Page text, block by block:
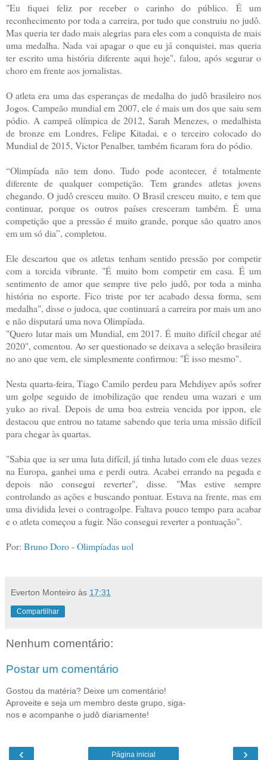
"Eu fiquei feliz por receber o carinho do público. É um
reconhecimento por toda a carreira, por tudo que construiu no judô.
Mas queria ter dado mais alegrias para eles com a conquista de mais
uma medalha. Nada vai apagar o que eu já conquistei, mas queria
ter escrito uma história diferente aqui hoje", falou, após segurar o
choro em frente aos jornalistas.
O atleta era uma das esperanças de medalha do judô brasileiro nos
Jogos. Campeão mundial em 2007, ele é mais um dos que saiu sem
pódio. A campeã olímpica de 2012, Sarah Menezes, o medalhista
de bronze em Londres, Felipe Kitadai, e o terceiro colocado do
Mundial de 2015, Victor Penalber, também ficaram fora do pódio.
“Olimpíada não tem dono. Tudo pode acontecer, é totalmente
diferente de qualquer competição. Tem grandes atletas jovens
chegando. O judô cresceu muito. O Brasil cresceu muito, e tem que
continuar, porque os outros países cresceram também. É uma
competição que a pressão é muito grande, porque são quatro anos
em um só dia”, completou.
Ele descartou que os atletas tenham sentido pressão por competir
com a torcida vibrante. "É muito bom competir em casa. É um
sentimento de amor que sempre tive pelo judô, por toda a minha
história no esporte. Fico triste por ter acabado dessa forma, sem
medalha", disse o judoca, que continuará a carreira por mais um ano
e não disputará uma nova Olimpíada.
"Quero lutar mais um Mundial, em 2017. É muito difícil chegar até
2020", comentou. Ao ser questionado se deixava a seleção brasileira
no ano que vem, ele simplesmente confirmou: "É isso mesmo".
Nesta quarta-feira, Tiago Camilo perdeu para Mehdiyev após sofrer
um golpe seguido de imobilização que rendeu uma wazari e um
yuko ao rival. Depois de uma boa estreia vencida por ippon, ele
destacou que entrou no tatame sabendo que teria uma missão difícil
para chegar às quartas.
"Sabia que ia ser uma luta difícil, já tinha lutado com ele duas vezes
na Europa, ganhei uma e perdi outra. Acabei errando na pegada e
depois não consegui reverter", disse. "Mas estive sempre
controlando as ações e buscando pontuar. Estava na frente, mas em
uma dividida levei o contragolpe. Faltava pouco tempo para acabar
e o atleta começou a fugir. Não consegui reverter a pontuação".
Por: Bruno Doro - Olimpíadas uol
Everton Monteiro às 17:31
Compartilhar
Nenhum comentário:
Postar um comentário
Gostou da matéria? Deixe um comentário!
Aproveite e seja um membro deste grupo, siga-
nos e acompanhe o judô diariamente!
‹ ›
Página inicial